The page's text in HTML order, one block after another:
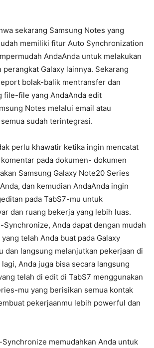
sekarang Samsung Notes yang
memiliki fitur Auto Synchronization
AndaAnda untuk melakukan
Galaxy lainnya. Sekarang
bolak-balik mentransfer dan
file-file yang AndaAnda edit
Notes melalui email atau
sudah terintegrasi.
perlu khawatir ketika ingin mencatat
pada dokumen- dokumen
Samsung Galaxy Note20 Series
dan kemudian AndaAnda ingin
pada TabS7-mu untuk
dan ruang bekerja yang lebih luas.
Anda dapat dengan mudah
telah Anda buat pada Galaxy
dan langsung melanjutkan pekerjaan di
Anda juga bisa secara langsung
telah di edit di TabS7 menggunakan
mu yang berisikan semua kontak
pekerjaanmu lebih powerful dan
memudahkan Anda untuk